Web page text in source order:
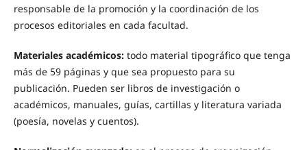
responsable de la promoción y la coordinación de los
procesos editoriales en cada facultad.
Materiales académicos:todo material tipográfico que tenga
más de 59 páginas y que sea propuesto para su
publicación. Pueden ser libros de investigación o
académicos, manuales, guías, cartillas y literatura variada
(poesía, novelas y cuentos).